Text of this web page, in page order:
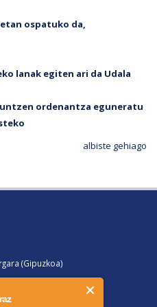
ospatuko da,
lanak egiten ari da Udala
ordenantza eguneratu
albiste gehiago
(Gipuzkoa)